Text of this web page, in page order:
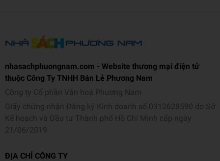
nhasachphuongnam.com - Website thương mại điện tử
thuộc Công Ty TNHH Bán Lẻ Phương Nam
Công ty Cổ phần Văn hoá Phương Nam
Giấy chứng nhận Đăng ký Kinh doanh số 0312628590 do Sở
Kế hoạch và Đầu tư Thành phố Hồ Chí Minh cấp ngày
21/06/2019
ĐỊA CHỈ CÔNG TY